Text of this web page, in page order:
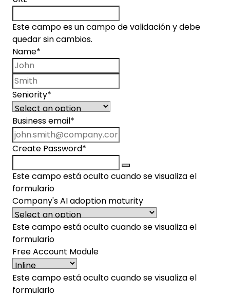
Este campo es un campo de validación y debe
quedar sin cambios.
Name*
Seniority*
Business email *
Create Password*
Este campo está oculto cuando se visualiza el
formulario
Company's AI adoption maturity
Este campo está oculto cuando se visualiza el
formulario
Free Account Module
Este campo está oculto cuando se visualiza el
formulario